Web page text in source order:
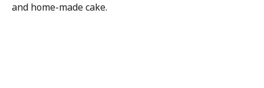
and home-made cake.